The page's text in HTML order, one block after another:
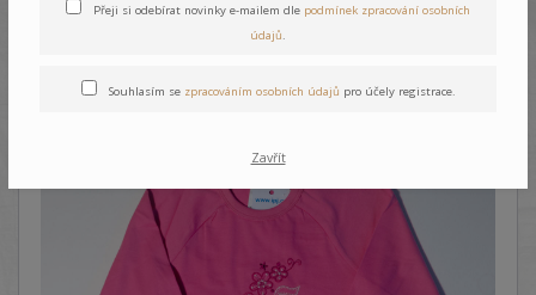
Přeji si odebírat novinky e-mailem dle podmínek zpracování osobních
údajů.
Souhlasím se zpracováním osobních údajů pro účely registrace.
Zavřít